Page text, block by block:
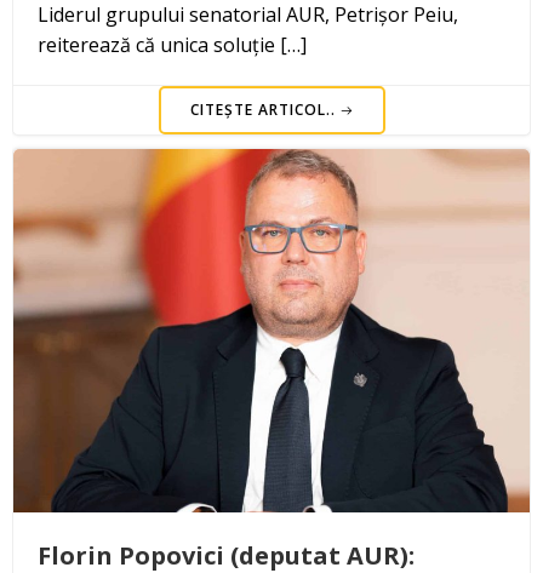
Liderul grupului senatorial AUR, Petrișor Peiu,
reiterează că unica soluție […]
CITEȘTE ARTICOL..
Florin Popovici (deputat AUR):